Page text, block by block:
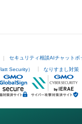
セキュリティ相談AIチャットボ
Security） なりすまし対策